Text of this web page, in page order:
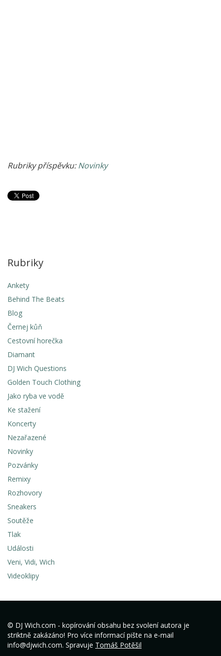
Rubriky příspěvku:Novinky
Rubriky
Ankety
Behind The Beats
Blog
Černej kůň
Cestovní horečka
Diamant
DJ Wich Questions
Golden Touch Clothing
Jako ryba ve vodě
Ke stažení
Koncerty
Nezařazené
Novinky
Pozvánky
Remixy
Rozhovory
Sneakers
Soutěže
Tlak
Události
Veni, Vidi, Wich
Videoklipy
© DJ Wich.com - kopírování obsahu bez svolení autora je
striktně zakázáno! Pro více informací pište na e-mail
info@djwich.com. Spravuje Tomáš Potěšil